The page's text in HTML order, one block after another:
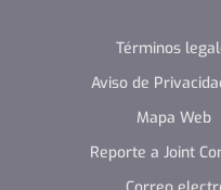
Términos
Aviso de
Mapa Web
Reporte a Joint